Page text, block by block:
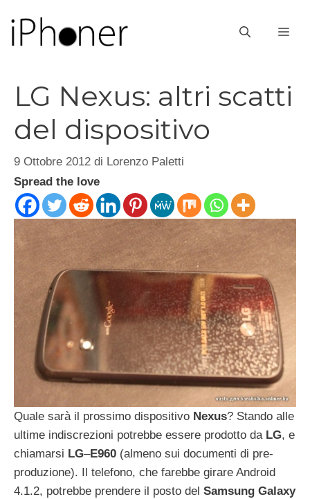
contenuto
LG Nexus: altri scatti
del dispositivo
9 Ottobre 2012 di Lorenzo Paletti
Spread the love
Quale sarà il prossimo dispositivo Nexus? Stando alle
ultime indiscrezioni potrebbe essere prodotto da LG, e
chiamarsi LG–E960 (almeno sui documenti di pre-
produzione). Il telefono, che farebbe girare Android
4.1.2, potrebbe prendere il posto del Samsung Galaxy